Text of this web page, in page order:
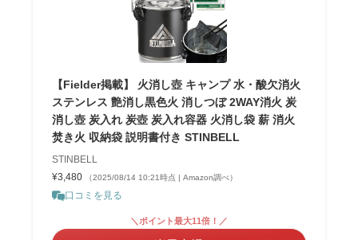
【Fielder掲載】 火消し壺 キャンプ 水・酸欠消火
ステンレス 艶消し黒色火 消しつぼ 2WAY消火 炭
消し壺 炭入れ 炭壺 炭入れ容器 火消し袋 薪 消火
焚き火 収納袋 説明書付き STINBELL
STINBELL
¥3,480
（2025/08/14 10:21時点 | Amazon調べ）
口コミを見る
＼ポイント最大11倍！／